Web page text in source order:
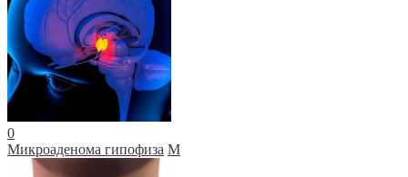
0
Микроаденома гипофиза М